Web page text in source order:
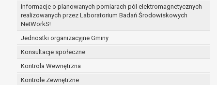
Informacje o planowanych pomiarach pól elektromagnetycznych
realizowanych przez Laboratorium Badań Środowiskowych
NetWorkS!
Jednostki organizacyjne Gminy
Konsultacje społeczne
Kontrola Wewnętrzna
Kontrole Zewnętrzne
przypadku wyrażenia zgody na przetwarzanie
danych po zakończeniu i rozliczeniu umowy, do
czasu wycofania tej zgody.
Ponadto w przypadku umów o dofinansowanie
dane osobowe od momentu pozyskania
przechowywane są przez okres wynikający z
umowy o dofinansowanie zawartej między
beneficjentem a określoną instytucją, trwałości